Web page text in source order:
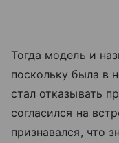
Тогда модель и
поскольку была в
стал отказывать
согласился на
признавался, что